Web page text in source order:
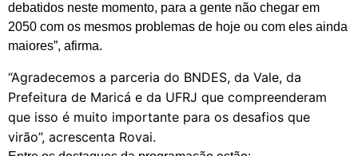
debatidos neste momento, para a gente não chegar em
2050 com os mesmos problemas de hoje ou com eles ainda
maiores”, afirma.
“Agradecemos a parceria do BNDES, da Vale, da
Prefeitura de Maricá e da UFRJ que compreenderam
que isso é muito importante para os desafios que
virão”, acrescenta Rovai.